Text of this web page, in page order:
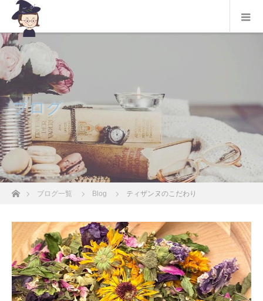
ブログ
ホームブログ一覧 Blog ティザンヌのこだわり